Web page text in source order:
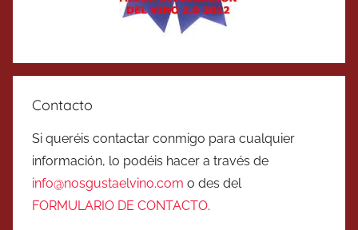
Contacto
Si queréis contactar conmigo para cualquier
información, lo podéis hacer a través de
info@nosgustaelvino.com o des del
FORMULARIO DE CONTACTO.